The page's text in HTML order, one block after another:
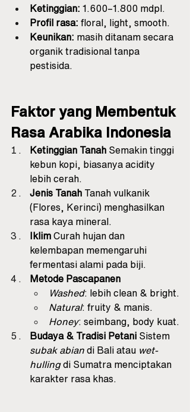
Ketinggian: 1.600–1.800 mdpl.
Profil rasa: floral, light, smooth.
Keunikan: masih ditanam secara
organik tradisional tanpa
pestisida.
Faktor yang Membentuk
Rasa Arabika Indonesia
Ketinggian Tanah Semakin tinggi
kebun kopi, biasanya acidity
lebih cerah.
Jenis Tanah Tanah vulkanik
(Flores, Kerinci) menghasilkan
rasa kaya mineral.
Iklim Curah hujan dan
kelembapan memengaruhi
fermentasi alami pada biji.
Metode Pascapanen
Washed: lebih clean & bright.
Natural: fruity & manis.
Honey: seimbang, body kuat.
Budaya & Tradisi Petani Sistem
subak abian di Bali atau wet-
hulling di Sumatra menciptakan
karakter rasa khas.